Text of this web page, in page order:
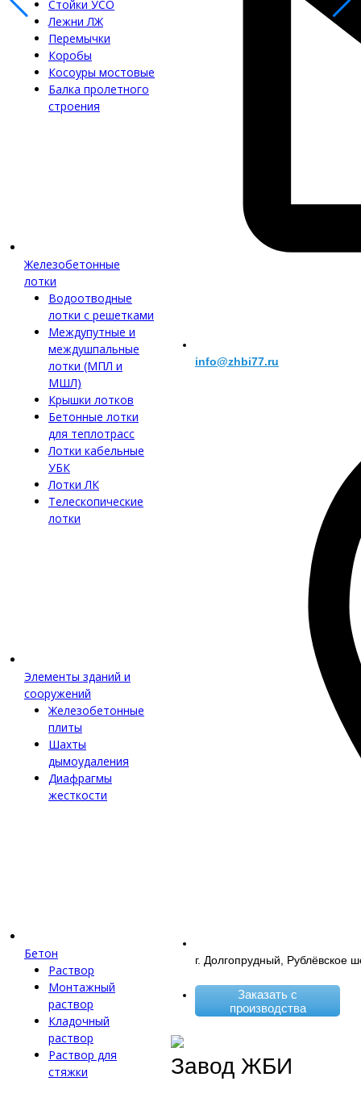
Стойки УСО
Лежни ЛЖ
Перемычки
Коробы
Косоуры мостовые
Балка пролетного
строения
Железобетонные
лотки
Водоотводные
лотки с решетками
Междупутные и
междушпальные
лотки (МПЛ и
МШЛ)
Крышки лотков
Бетонные лотки
для теплотрасс
Лотки кабельные
УБК
Лотки ЛК
Телескопические
лотки
Элементы зданий и
сооружений
Железобетонные
плиты
Шахты
дымоудаления
Диафрагмы
жесткости
Бетон
Раствор
Монтажный
раствор
Кладочный
раствор
Раствор для
стяжки
info@zhbi77.ru
г. Долгопрудный, Рублёвское
Заказать с
производства
Завод ЖБИ